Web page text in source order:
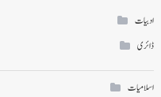
ادبیات
ڈائری
اسلامیات